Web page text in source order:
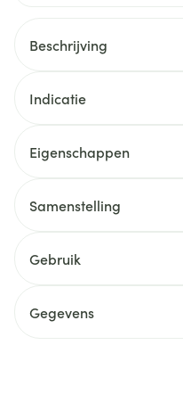
Beschrijving
Indicatie
Eigenschappen
Samenstelling
Gebruik
Gegevens